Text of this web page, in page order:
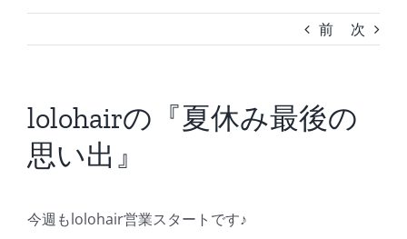
ACCESS
BLOG
Reservation
前 次
lolohairの『夏休み最後の
思い出』
今週もlolohair営業スタートです♪